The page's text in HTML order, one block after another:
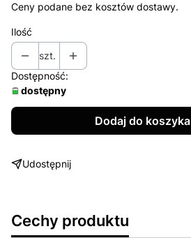
Ceny podane bez kosztów dostawy.
Ilość
szt.
Dostępność:
dostępny
Dodaj do koszyka
Udostępnij
Cechy produktu